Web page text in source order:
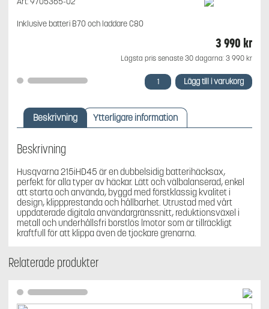
Inklusive batteri B70 och laddare C80
3 990 kr
Lägsta pris senaste 30 dagarna: 3 990 kr
Husqvarna
215iHD45
batteri
KIT
Lägg till i varukorg
Beskrivning Ytterligare information
Beskrivning
Husqvarna 215iHD45 är en dubbelsidig batterihäcksax,
perfekt för alla typer av häckar. Lätt och välbalanserad, enkel
att starta och använda, byggd med förstklassig kvalitet i
design, klippprestanda och hållbarhet. Utrustad med vårt
uppdaterade digitala användargränssnitt, reduktionsväxel i
metall och underhållsfri borstlös lmotor som är tillräckligt
kraftfull för att klippa även de tjockare grenarna.
Relaterade produkter